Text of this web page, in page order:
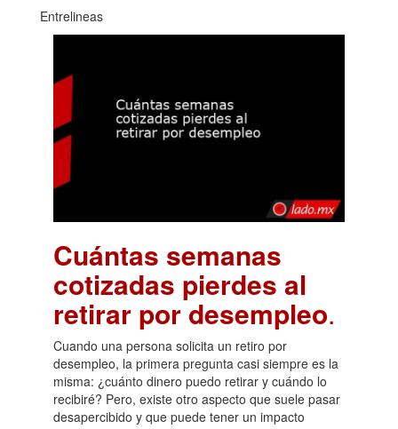
Entrelineas
Cuántas semanas
cotizadas pierdes al
retirar por desempleo.
Cuando una persona solicita un retiro por
desempleo, la primera pregunta casi siempre es la
misma: ¿cuánto dinero puedo retirar y cuándo lo
recibiré? Pero, existe otro aspecto que suele pasar
desapercibido y que puede tener un impacto